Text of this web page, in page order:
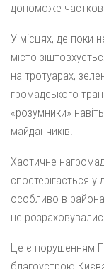
допоможе
У місцях, де поки
місто
на тротуарах,
громадського
«розумники»
майданчиків.
Хаотичне
спостерігається у
особливо в
не
Це є порушенням
благоустрою